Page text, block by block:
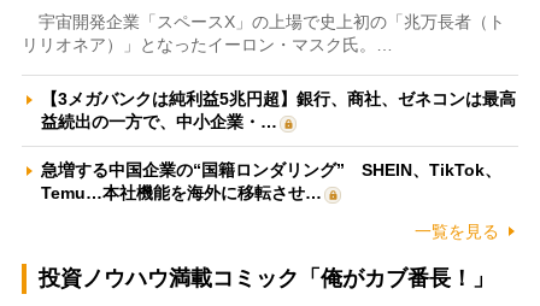
宇宙開発企業「スペースX」の上場で史上初の「兆万長者（ト
リリオネア）」となったイーロン・マスク氏。…
【3メガバンクは純利益5兆円超】銀行、商社、ゼネコンは最高
益続出の一方で、中小企業・…
急増する中国企業の“国籍ロンダリング” SHEIN、TikTok、
Temu…本社機能を海外に移転させ…
一覧を見る
投資ノウハウ満載コミック「俺がカブ番長！」